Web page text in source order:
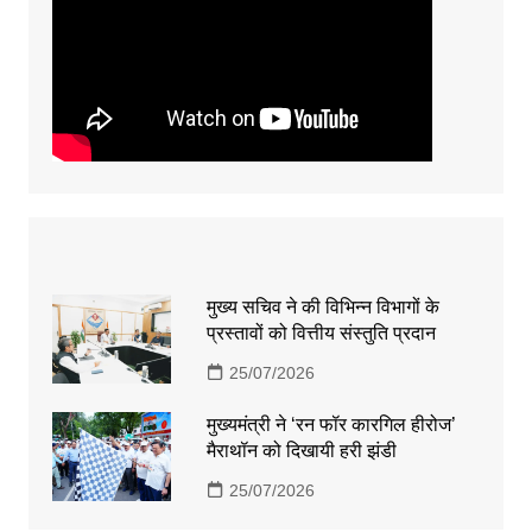
मुख्य सचिव ने की विभिन्न विभागों के
प्रस्तावों को वित्तीय संस्तुति प्रदान
25/07/2026
मुख्यमंत्री ने ‘रन फॉर कारगिल हीरोज’
मैराथॉन को दिखायी हरी झंडी
25/07/2026